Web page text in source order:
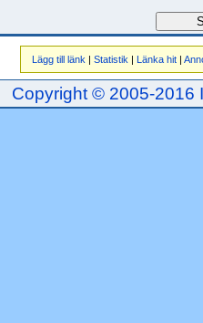
Lägg till länk | Statistik | Länka hit|
Copyright © 2005-2016